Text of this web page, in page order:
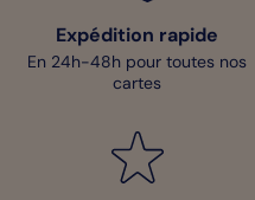
Expédition rapide
En 24h-48h pour toutes nos
cartes